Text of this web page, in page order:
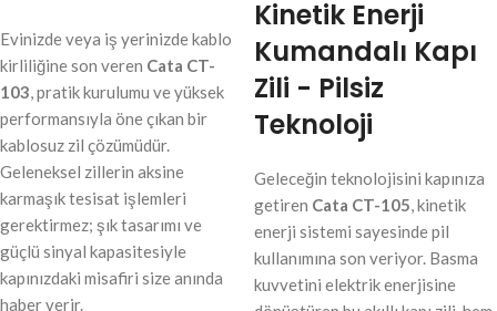
Evinizde veya iş yerinizde kablo
kirliliğine son veren Cata CT-
103, pratik kurulumu ve yüksek
performansıyla öne çıkan bir
kablosuz zil çözümüdür.
Geleneksel zillerin aksine
karmaşık tesisat işlemleri
gerektirmez; şık tasarımı ve
güçlü sinyal kapasitesiyle
kapınızdaki misafiri size anında
haber verir.
Kinetik Enerji
Kumandalı Kapı
Zili - Pilsiz
Teknoloji
Geleceğin teknolojisini kapınıza
getiren Cata CT-105, kinetik
enerji sistemi sayesinde pil
kullanımına son veriyor. Basma
kuvvetini elektrik enerjisine